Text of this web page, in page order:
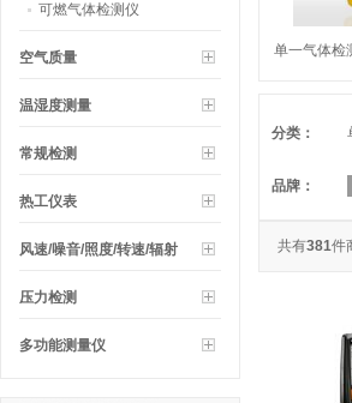
单一气体检
分类：
品牌：
共有381件
可燃气体检测仪
空气质量
温湿度测量
常规检测
热工仪表
风速/噪音/照度/转速/辐射
压力检测
多功能测量仪